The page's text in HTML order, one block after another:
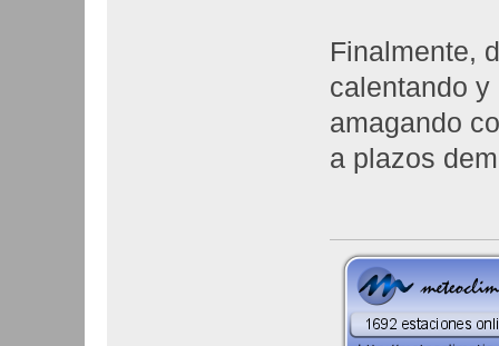
Finalmente,
calentando
amagando
a plazos